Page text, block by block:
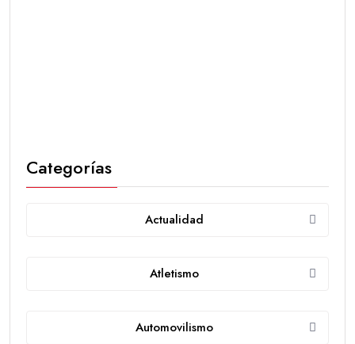
Categorías
Actualidad
Atletismo
Automovilismo